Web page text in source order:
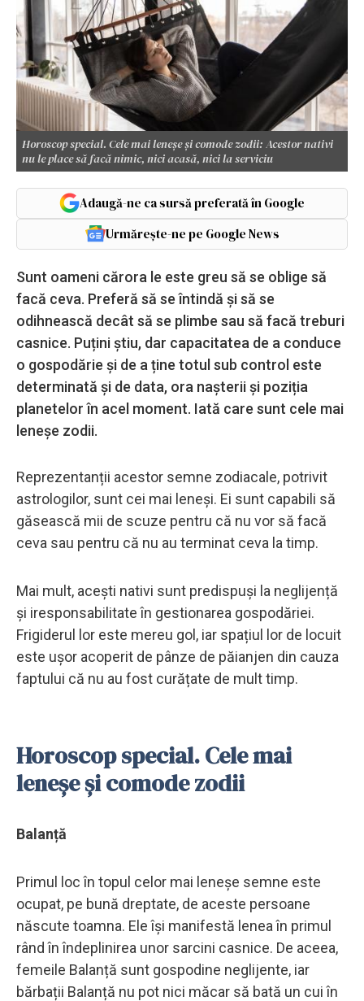
Horoscop special. Cele mai leneșe și comode zodii: Acestor nativi
nu le place să facă nimic, nici acasă, nici la serviciu
Adaugă-ne ca sursă preferată în Google
Urmărește-ne pe Google News
Sunt oameni cărora le este greu să se oblige să
facă ceva. Preferă să se întindă și să se
odihnească decât să se plimbe sau să facă treburi
casnice. Puțini știu, dar capacitatea de a conduce
o gospodărie și de a ține totul sub control este
determinată și de data, ora nașterii și poziția
planetelor în acel moment. Iată care sunt cele mai
leneșe zodii.
Reprezentanții acestor semne zodiacale, potrivit
astrologilor, sunt cei mai leneși. Ei sunt capabili să
găsească mii de scuze pentru că nu vor să facă
ceva sau pentru că nu au terminat ceva la timp.
Mai mult, acești nativi sunt predispuși la neglijență
și iresponsabilitate în gestionarea gospodăriei.
Frigiderul lor este mereu gol, iar spațiul lor de locuit
este ușor acoperit de pânze de păianjen din cauza
faptului că nu au fost curățate de mult timp.
Horoscop special. Cele mai
leneșe și comode zodii
Balanță
Primul loc în topul celor mai leneșe semne este
ocupat, pe bună dreptate, de aceste persoane
născute toamna. Ele își manifestă lenea în primul
rând în îndeplinirea unor sarcini casnice. De aceea,
femeile Balanță sunt gospodine neglijente, iar
bărbații Balanță nu pot nici măcar să bată un cui în